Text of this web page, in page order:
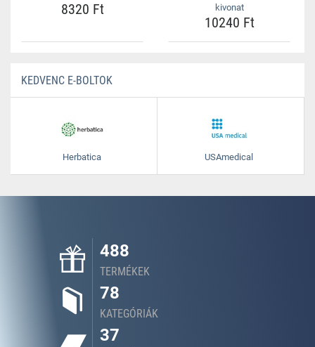
8320 Ft
kivonat
10240 Ft
KEDVENC E-BOLTOK
Herbatica USAmedical
488
TERMÉKEK
78
KATEGÓRIÁK
37